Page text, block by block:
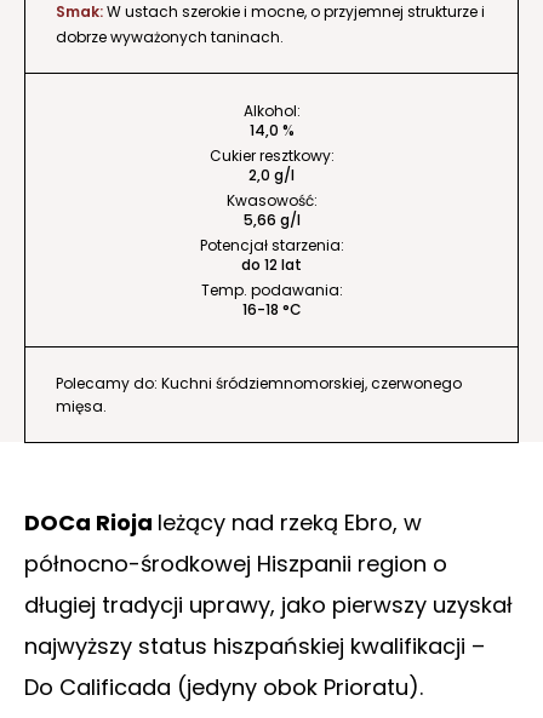
Smak:W ustach szerokie i mocne, o przyjemnej strukturze i
dobrze wyważonych taninach.
Alkohol:
14,0 %
Cukier resztkowy:
2,0 g/l
Kwasowość:
5,66 g/l
Potencjał starzenia:
do 12 lat
Temp. podawania:
16-18 °C
Polecamy do: Kuchni śródziemnomorskiej, czerwonego
mięsa.
DOCa Rioja leżący nad rzeką Ebro, w
północno-środkowej Hiszpanii region o
długiej tradycji uprawy, jako pierwszy uzyskał
najwyższy status hiszpańskiej kwalifikacji –
Do Calificada (jedyny obok Prioratu).